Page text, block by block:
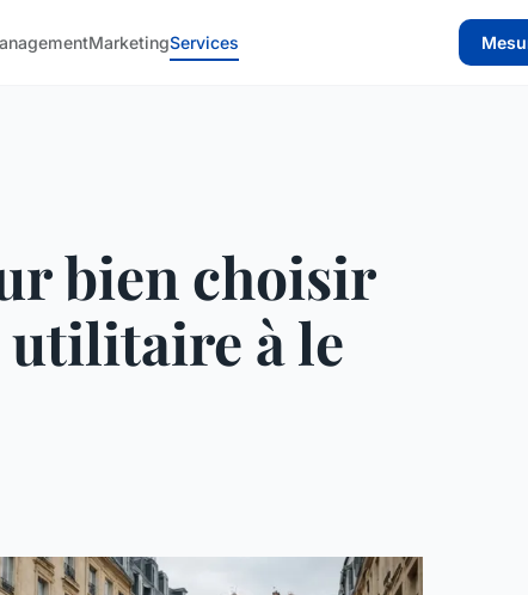
MarketingServices
bien choisir
à le